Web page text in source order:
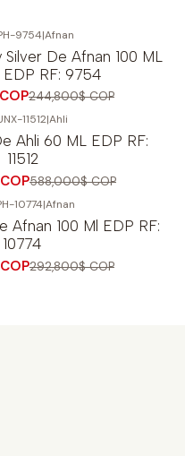
9754|Afnan
De Afnan 100 ML
RF: 9754
244,800$ COP
11512|Ahli
Ahli 60 ML EDP RF:
11512
588,000$ COP
10774|Afnan
Afnan 100 Ml EDP RF:
10774
292,800$ COP